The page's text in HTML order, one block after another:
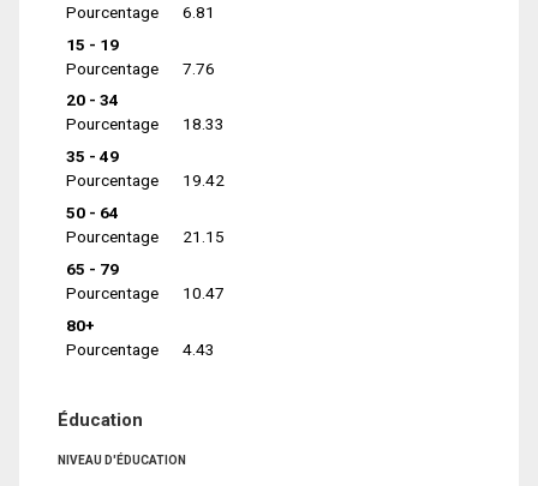
Pourcentage
6.81
15 - 19
Pourcentage
7.76
20 - 34
Pourcentage
18.33
35 - 49
Pourcentage
19.42
50 - 64
Pourcentage
21.15
65 - 79
Pourcentage
10.47
80+
Pourcentage
4.43
Éducation
NIVEAU D'ÉDUCATION